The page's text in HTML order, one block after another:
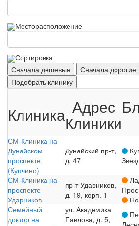
Месторасположение
Сортировка
Сначала дешевые
Сначала дорогие
Подобрать клинику
Клиника Адрес
Клиники
СМ-Клиника на
Дунайском
проспекте
(Купчино)
Дунайский пр-т,
д. 47
СМ-Клиника на
проспекте
Ударников
пр-т Ударников,
д. 19, корп. 1
Семейный
доктор на
ул. Академика
Павлова, д. 5,